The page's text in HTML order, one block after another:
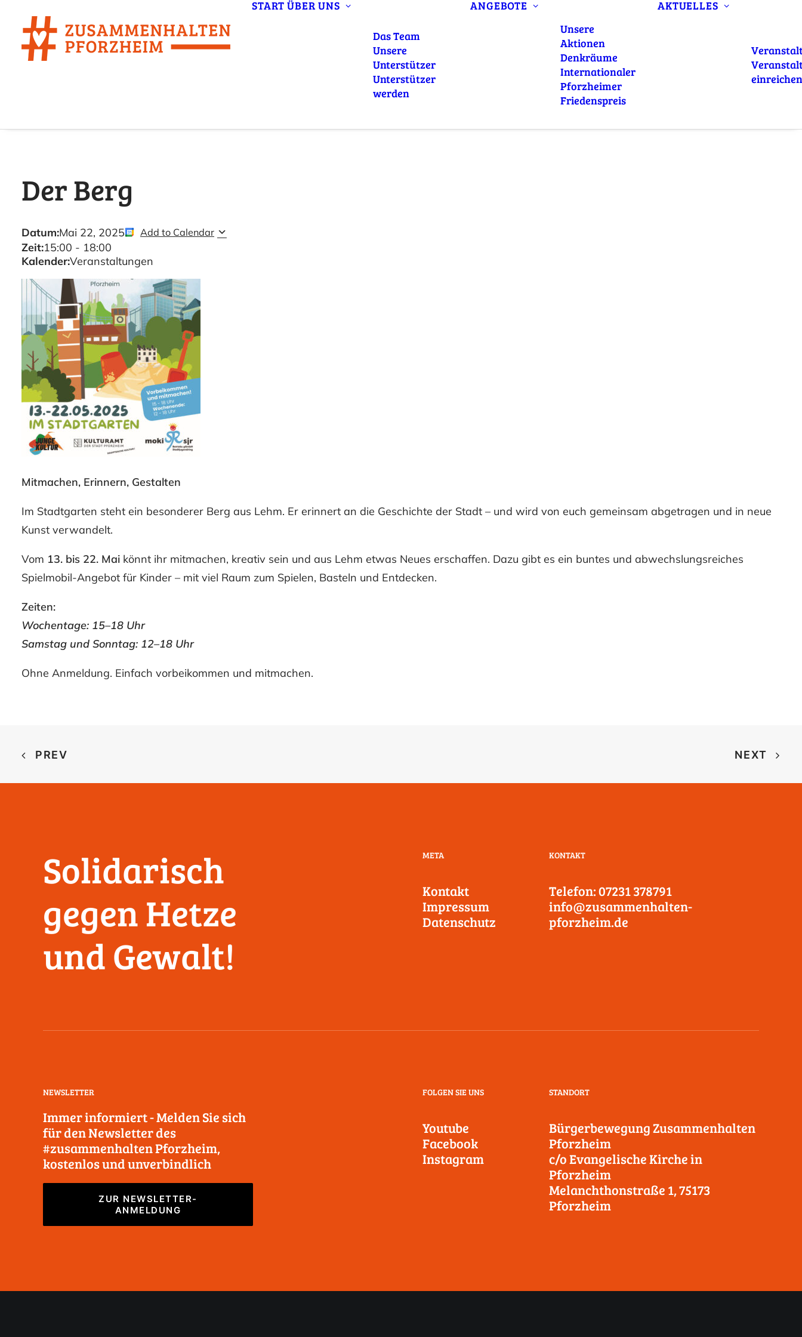
START ÜBER UNS
Das Team
Unsere
Unterstützer
Unterstützer
werden
ANGEBOTE
Unsere
Aktionen
Denkräume
Internationaler
Pforzheimer
Friedenspreis
AKTUELLES
einreichen
Der Berg
Datum:Mai 22, 2025 Add to Calendar
Zeit:15:00 - 18:00
Kalender:Veranstaltungen
Mitmachen, Erinnern, Gestalten
Im Stadtgarten steht ein besonderer Berg aus Lehm. Er erinnert an die Geschichte der Stadt – und wird von euch gemeinsam abgetragen und in neue
Kunst verwandelt.
Vom 13. bis 22. Mai könnt ihr mitmachen, kreativ sein und aus Lehm etwas Neues erschaffen. Dazu gibt es ein buntes und abwechslungsreiches
Spielmobil-Angebot für Kinder – mit viel Raum zum Spielen, Basteln und Entdecken.
Zeiten:
Wochentage: 15–18 Uhr
Samstag und Sonntag: 12–18 Uhr
Ohne Anmeldung. Einfach vorbeikommen und mitmachen.
PREV NEXT
Solidarisch
gegen Hetze
und Gewalt!
META
Kontakt
Impressum
Datenschutz
KONTAKT
Telefon: 07231 378791
info@zusammenhalten-
pforzheim.de
NEWSLETTER
Immer informiert - Melden Sie sich
für den Newsletter des
#zusammenhalten Pforzheim,
kostenlos und unverbindlich
ZUR NEWSLETTER-
ANMELDUNG
FOLGEN SIE UNS
Youtube
Facebook
Instagram
STANDORT
Bürgerbewegung Zusammenhalten
Pforzheim
c/o Evangelische Kirche in
Pforzheim
Melanchthonstraße 1, 75173
Pforzheim